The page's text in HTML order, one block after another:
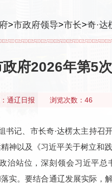
>市政府领导>市长>奇·达
府2026年第5
通辽日报 浏览次数：46
书记、市长奇·达楞太主持
神以及《习近平关于树立和
治站位，深刻领会习近平
实。要结合通辽发展实际